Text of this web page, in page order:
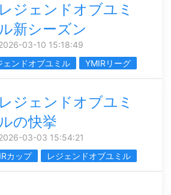
レジェンドオブユミ
新シーズン
03-10 15:18:49
ェンドオブユミル YMIRリーグ
レジェンドオブユミ
の快挙
03-03 15:54:21
カップ レジェンドオブユミル